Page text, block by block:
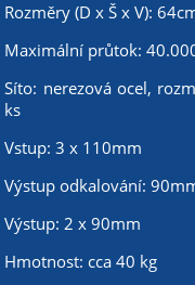
Rozměry (D x Š x V):
Maximální průtok:
Síto: nerezová ocel,
ks
Vstup: 3 x 110mm
Výstup odkalování:
Výstup: 2 x 90mm
Hmotnost: cca 40 kg